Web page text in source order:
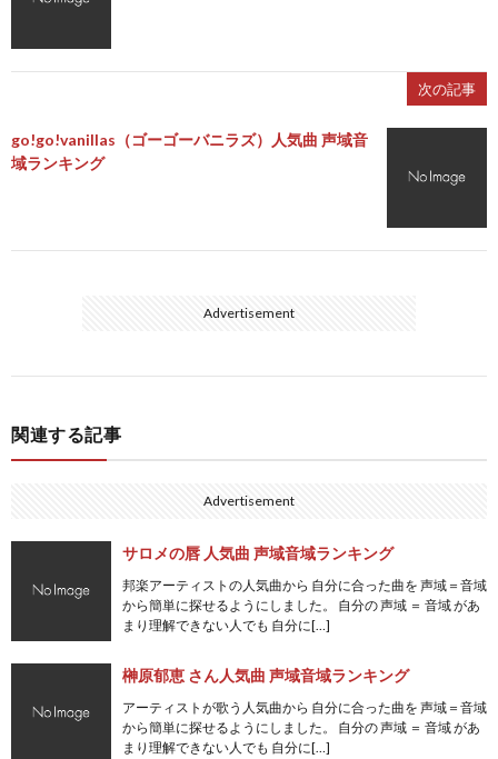
次の記事
go!go!vanillas（ゴーゴーバニラズ）人気曲 声域音
域ランキング
Advertisement
関連する記事
Advertisement
サロメの唇 人気曲 声域音域ランキング
邦楽アーティストの人気曲から 自分に合った曲を 声域＝音域
から簡単に探せるようにしました。 自分の 声域 ＝ 音域 があ
まり理解できない人でも 自分に[…]
榊原郁恵 さん人気曲 声域音域ランキング
アーティストが歌う人気曲から 自分に合った曲を 声域＝音域
から簡単に探せるようにしました。 自分の 声域 ＝ 音域 があ
まり理解できない人でも 自分に[…]